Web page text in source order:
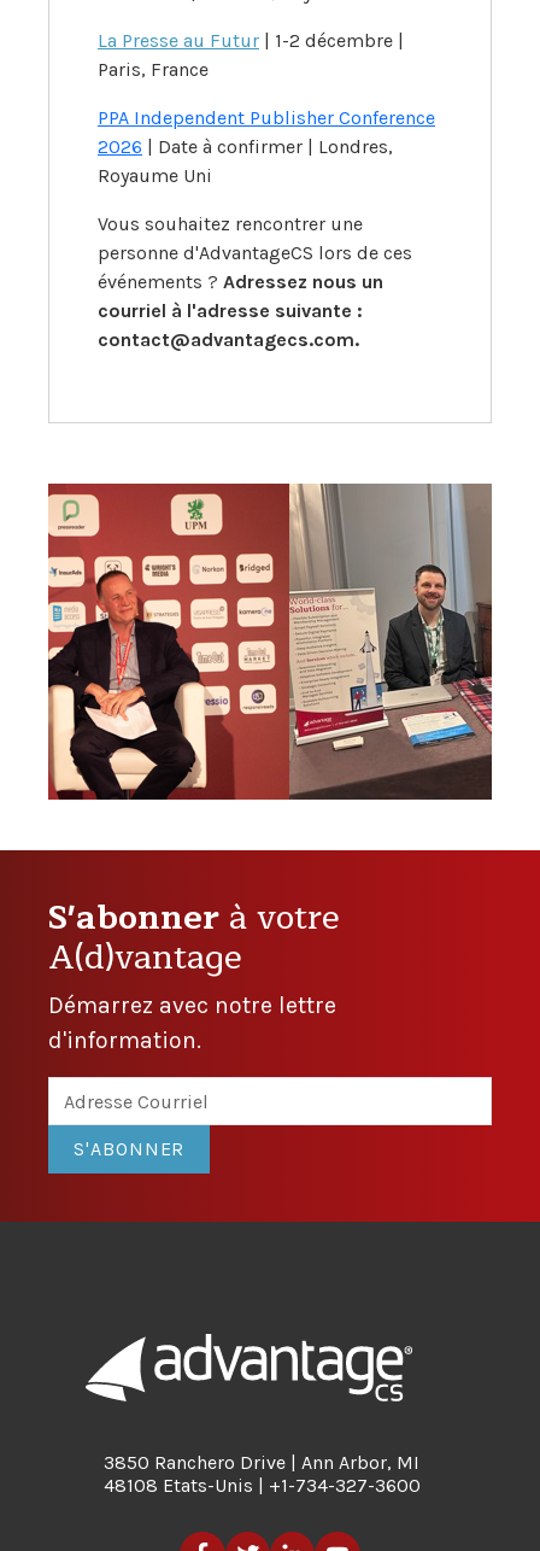
La Presse au Futur | 1-2 décembre |
Paris, France
PPA Independent Publisher Conference
2026 | Date à confirmer | Londres,
Royaume Uni
Vous souhaitez rencontrer une
personne d'AdvantageCS lors de ces
événements ? Adressez nous un
courriel à l'adresse suivante :
contact@advantagecs.com.
S'abonnerà votre
A(d)vantage
Démarrez avec notre lettre
d'information.
S'ABONNER
3850 Ranchero Drive | Ann Arbor, MI
48108 Etats-Unis | +1-734-327-3600